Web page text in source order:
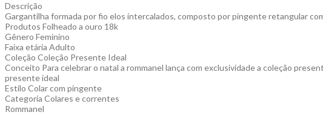
Descrição
Gargantilha formada por fio elos intercalados, composto por pingente retangular
Produtos Folheado a ouro 18k
Gênero Feminino
Faixa etária Adulto
Coleção Coleção Presente Ideal
Conceito Para celebrar o natal a rommanel lança com exclusividade a coleção
presente ideal
Estilo Colar com pingente
Categoria Colares e correntes
Rommanel